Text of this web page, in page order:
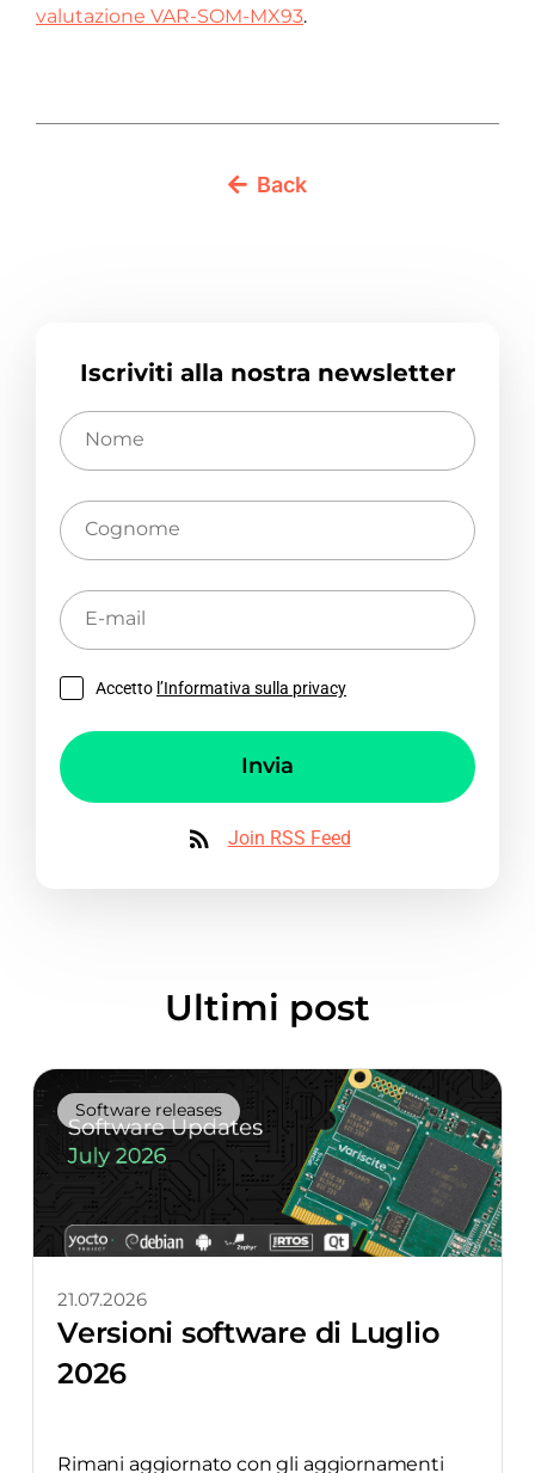
valutazione VAR-SOM-MX93.
Back
Iscriviti alla nostra newsletter
Nome
Cognome
E-
mail
Accetto l’Informativa sulla privacy
Invia
Join RSS Feed
Ultimi post
Software releases
21.07.2026
Versioni software di Luglio
2026
Rimani aggiornato con gli aggiornamenti